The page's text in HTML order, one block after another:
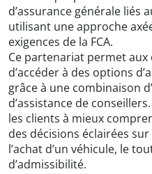
d’assurance générale liés
utilisant une approche
exigences de la FCA.
Ce partenariat permet aux
d’accéder à des options
grâce à une combinaison
d’assistance de
les clients à mieux
des décisions éclairées
l’achat d’un véhicule, le
d’admissibilité.